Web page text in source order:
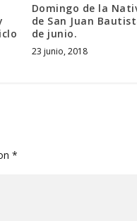
Domingo de la
de San Juan
de junio.
23 junio, 2018
*